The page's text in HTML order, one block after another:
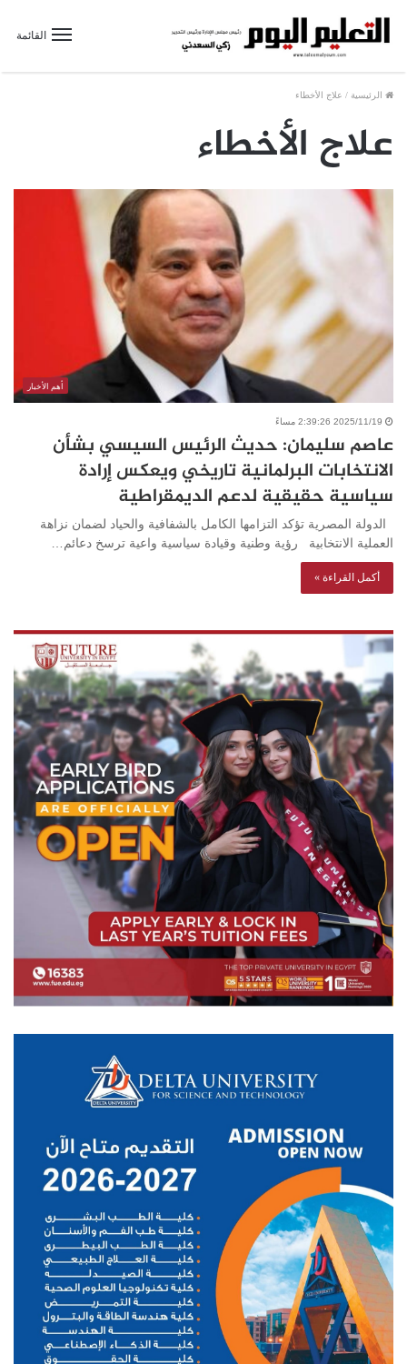
القائمة
الرئيسية / علاج الأخطاء
علاج الأخطاء
أهم الأخبار
2025/11/19 2:39:26 مساءً
عاصم سليمان: حديث الرئيس السيسي بشأن
الانتخابات البرلمانية تاريخي ويعكس إرادة
سياسية حقيقية لدعم الديمقراطية
الدولة المصرية تؤكد التزامها الكامل بالشفافية والحياد لضمان نزاهة
العملية الانتخابية رؤية وطنية وقيادة سياسية واعية ترسخ دعائم…
أكمل القراءة »